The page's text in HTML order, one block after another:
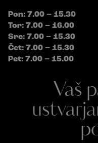
Pon: 7.00 – 15.30
Tor: 7.00 – 16.00
Sre: 7.00 – 15.30
Čet: 7.00 – 15.30
Pet: 7.00 – 15.00
Vaš